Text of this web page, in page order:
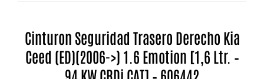
Cinturon Seguridad Trasero Derecho Kia
Ceed (ED)(2006->) 1.6 Emotion [1,6 Ltr. –
94 KW CRDi CAT] – 606442